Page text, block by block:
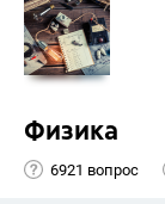
Физика
6921 вопрос